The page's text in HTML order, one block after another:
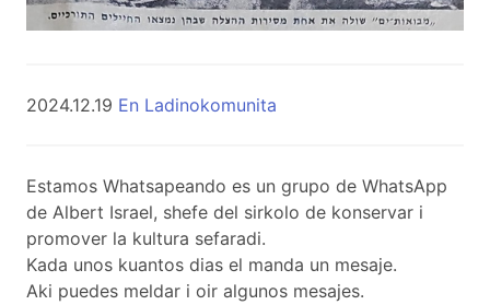
2024.12.19 En Ladinokomunita
Estamos Whatsapeando es un grupo de WhatsApp
de Albert Israel, shefe del sirkolo de konservar i
promover la kultura sefaradi.
Kada unos kuantos dias el manda un mesaje.
Aki puedes meldar i oir algunos mesajes.